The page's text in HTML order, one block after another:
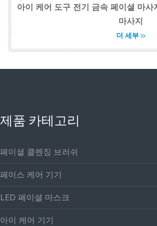
아이 케어 도구 전기 금속 페이셜 마
마사지
더 세부
제품 카테고리
페이셜 클렌징 브러쉬
페이스 케어 기기
LED 페이셜 마스크
아이 케어 기기